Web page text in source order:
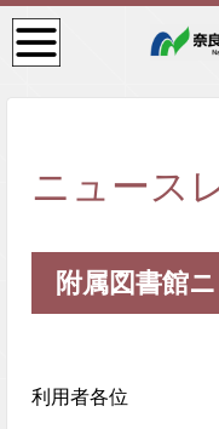
検
索・
メニ
ニュース
附属図書館
利用者各位